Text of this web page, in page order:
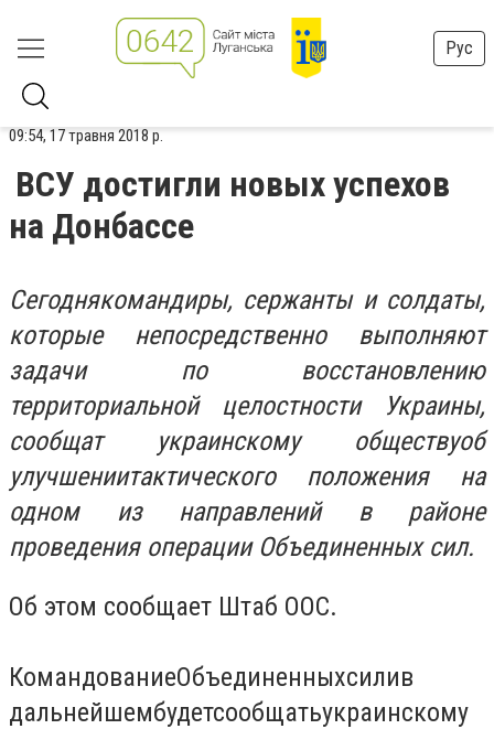
Рус
09:54, 17 травня 2018 р.
ВСУ достигли новых успехов
на Донбассе
Сегоднякомандиры, сержантыи солдаты,
которые непосредственно выполняют
задачи по восстановлению
территориальной целостности Украины,
сообщат
украинскому обществуоб
улучшениитактическогоположения на
одном из направлений в районе
проведения операции Объединенныхсил.
Об этом сообщает Штаб ООС.
КомандованиеОбъединенныхсилив
дальнейшембудетсообщатьукраинскому